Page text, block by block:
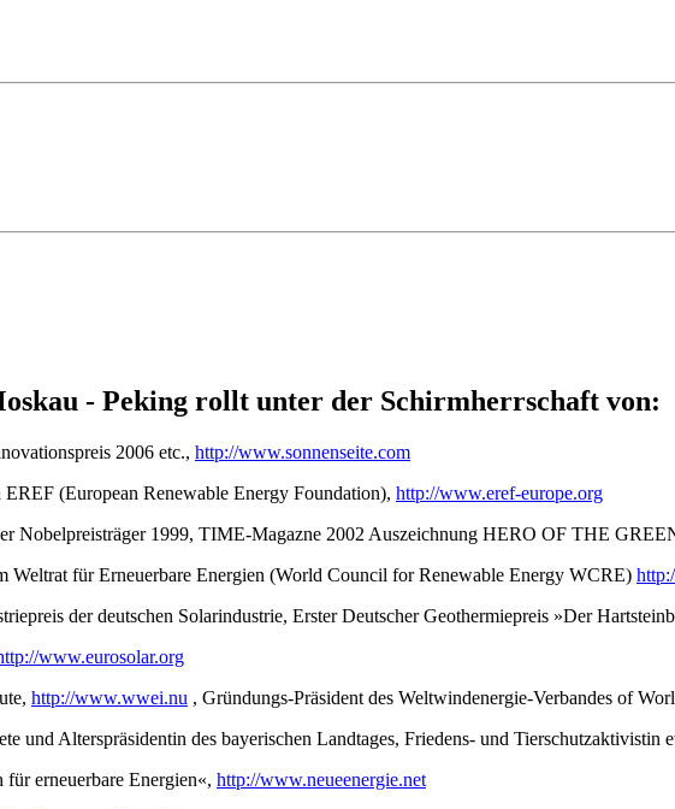
- Peking rollt unter der Schirmherrschaft von:
2006 etc., http://www.sonnenseite.com
(European Renewable Energy Foundation), http://www.eref-europe.org
Nobelpreisträger 1999, TIME-Magazne 2002 Auszeichnung HERO OF THE
für Erneuerbare Energien (World Council for Renewable Energy WCRE)
der deutschen Solarindustrie, Erster Deutscher Geothermiepreis »Der
www.eurosolar.org
http://www.wwei.nu , Gründungs-Präsident des Weltwindenergie-Verbandes of
und Alterspräsidentin des bayerischen Landtages, Friedens- und Tierschutzaktivistin
erneuerbare Energien«, http://www.neueenergie.net